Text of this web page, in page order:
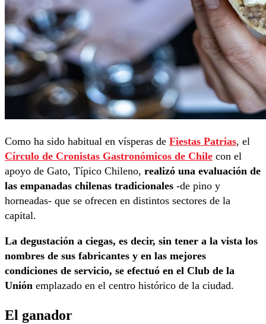
Como ha sido habitual en vísperas de Fiestas Patrias, el
Círculo de Cronistas Gastronómicos de Chile con el
apoyo de Gato, Típico Chileno, realizó una evaluación de
las empanadas chilenas tradicionales -de pino y
horneadas- que se ofrecen en distintos sectores de la
capital.
La degustación a ciegas, es decir, sin tener a la vista los
nombres de sus fabricantes y en las mejores
condiciones de servicio, se efectuó en el Club de la
Unión emplazado en el centro histórico de la ciudad.
El ganador